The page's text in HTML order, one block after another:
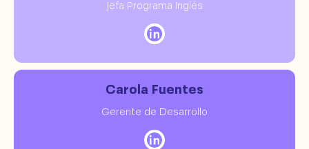
Jefa Programa Inglés
Carola Fuentes
Gerente de Desarrollo